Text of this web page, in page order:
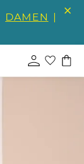
DAMEN |